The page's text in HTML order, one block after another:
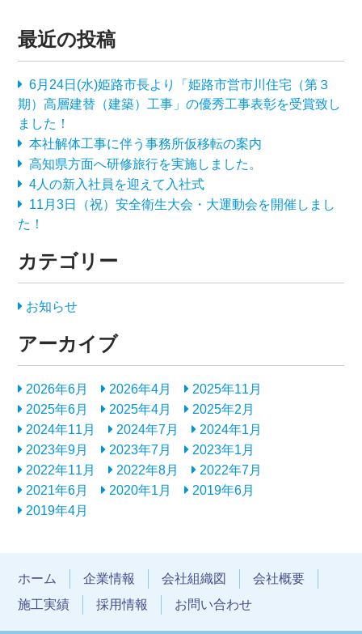
最近の投稿
6月24日(水)姫路市長より「姫路市営市川住宅（第３
期）高層建替（建築）工事」の優秀工事表彰を受賞致し
ました！
本社解体工事に伴う事務所仮移転の案内
高知県方面へ研修旅行を実施しました。
4人の新入社員を迎えて入社式
11月3日（祝）安全衛生大会・大運動会を開催しまし
た！
カテゴリー
お知らせ
アーカイブ
2026年6月 2026年4月
2025年11月
2025年6月
2025年4月
2025年2月
2024年11月
2024年7月
2024年1月
2023年9月
2023年7月
2023年1月
2022年11月
2022年8月
2022年7月
2021年6月
2020年1月
2019年6月
2019年4月
ホーム 企業情報 会社組織図
会社概要
施工実績
採用情報 お問い合わせ